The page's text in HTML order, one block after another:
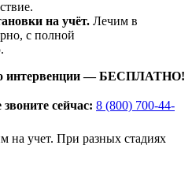
на учёт. Лечим в
с полной
интервенции — БЕСПЛАТНО!
сейчас: 8 (800) 700-44-
на учет. При разных стадиях